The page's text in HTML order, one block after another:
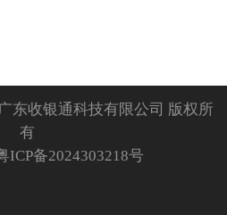
东收银通科技有限公司 版权所
有
ICP备2024303218号